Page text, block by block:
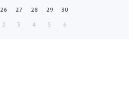
26 27 28 29
30
2 3 4 5 6